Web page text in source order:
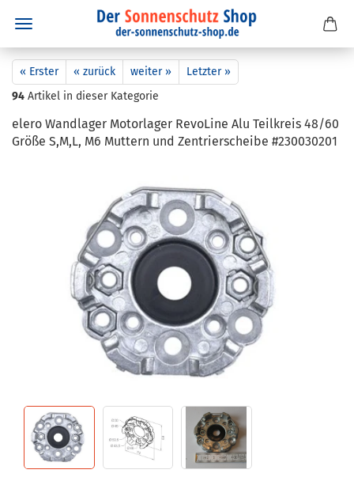
« Erster « zurück weiter »
Letzter »
94 Artikel in dieser Kategorie
elero Wand­la­ger Mo­tor­la­ger Re­vo­Li­ne Alu Teil­kreis 48/60
Größe S,M,L, M6 Mut­tern und Zen­trier­schei­be #230030201